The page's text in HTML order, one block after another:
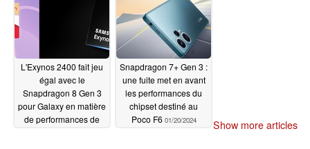
01/23/2024
L'Exynos 2400 fait jeu
égal avec le
Snapdragon 8 Gen 3
pour Galaxy en matière
de performances de
Snapdragon 7+ Gen 3 :
une fuite met en avant
les performances du
chipset destiné au
Poco F6 01/20/2024 Show more articles